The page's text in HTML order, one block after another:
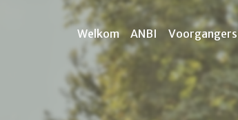
Welkom ANBI Voorgangers